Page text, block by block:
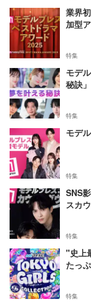
業界
加型
特集
モデ
秘訣」
特集
モデ
特集
SNS
スカ
特集
"史上
たっ
特集